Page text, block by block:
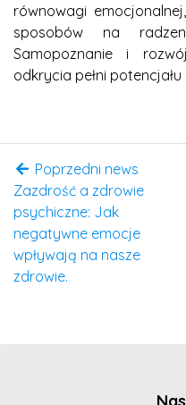
równowagi
sposobów na
Samopoznanie i
odkrycia pełni
Poprzedni news
Zazdrość a zdrowie
psychiczne: Jak
negatywne emocje
wpływają na nasze
zdrowie.